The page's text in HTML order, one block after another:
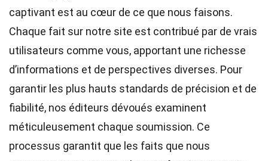
captivant est au cœur de ce que nous faisons.
Chaque fait sur notre site est contribué par de vrais
utilisateurs comme vous, apportant une richesse
d’informations et de perspectives diverses. Pour
garantir les plus hauts standards de précision et de
fiabilité, nos éditeurs dévoués examinent
méticuleusement chaque soumission. Ce
processus garantit que les faits que nous